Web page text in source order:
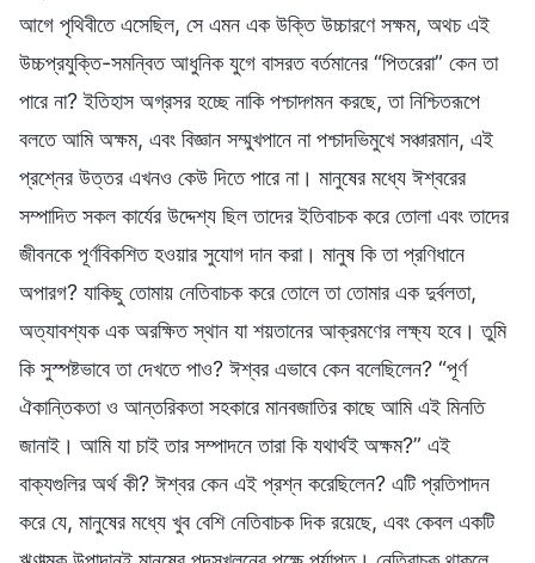
আগে পৃথিবীতে এসেছিল, সে এমন এক উক্তি উচ্চারণে সক্ষম, অথচ এই
উচ্চপ্রযুক্তি-সমন্বিত আধুনিক যুগে বাসরত বর্তমানের “পিতরেরা” কেন তা
পারে না? ইতিহাস অগ্রসর হচ্ছে নাকি পশ্চাদ্গমন করছে, তা নিশ্চিতরূপে
বলতে আমি অক্ষম, এবং বিজ্ঞান সম্মুখপানে না পশ্চাদভিমুখে সঞ্চারমান, এই
প্রশ্নের উত্তর এখনও কেউ দিতে পারে না। মানুষের মধ্যে ঈশ্বরের
সম্পাদিত সকল কার্যের উদ্দেশ্য ছিল তাদের ইতিবাচক করে তোলা এবং তাদের
জীবনকে পূর্ণবিকশিত হওয়ার সুযোগ দান করা। মানুষ কি তা প্রণিধানে
অপারগ? যাকিছু তোমায় নেতিবাচক করে তোলে তা তোমার এক দুর্বলতা,
অত্যাবশ্যক এক অরক্ষিত স্থান যা শয়তানের আক্রমণের লক্ষ্য হবে। তুমি
কি সুস্পষ্টভাবে তা দেখতে পাও? ঈশ্বর এভাবে কেন বলেছিলেন? “পূর্ণ
ঐকান্তিকতা ও আন্তরিকতা সহকারে মানবজাতির কাছে আমি এই মিনতি
জানাই। আমি যা চাই তার সম্পাদনে তারা কি যথার্থই অক্ষম?” এই
বাক্যগুলির অর্থ কী? ঈশ্বর কেন এই প্রশ্ন করেছিলেন? এটি প্রতিপাদন
করে যে, মানুষের মধ্যে খুব বেশি নেতিবাচক দিক রয়েছে, এবং কেবল একটি